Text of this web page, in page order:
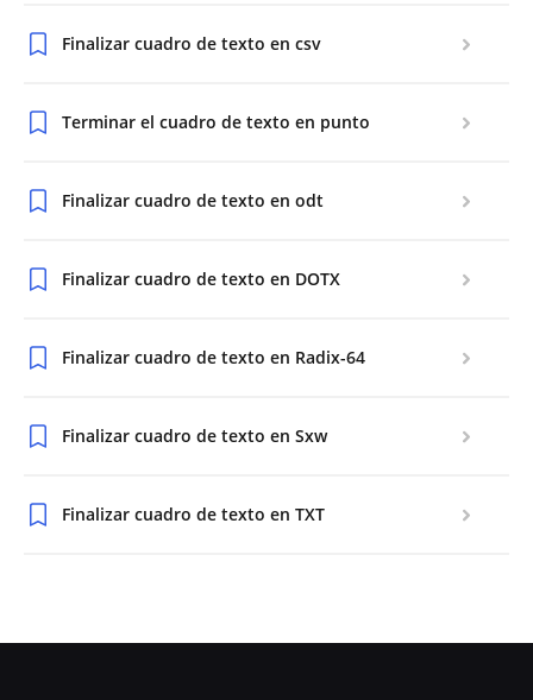
Finalizar cuadro de texto en csv
Terminar el cuadro de texto en punto
Finalizar cuadro de texto en odt
Finalizar cuadro de texto en DOTX
Finalizar cuadro de texto en Radix-64
Finalizar cuadro de texto en Sxw
Finalizar cuadro de texto en TXT